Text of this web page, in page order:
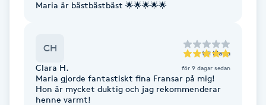
Fotsvamp
Maria är bästbästbäst 🌟🌟🌟🌟🌟
CH till Maria
Clara H. för 9 dagar sedan
Maria gjorde fantastiskt fina Fransar på mig!
Hon är mycket duktig och jag rekommenderar
henne varmt!